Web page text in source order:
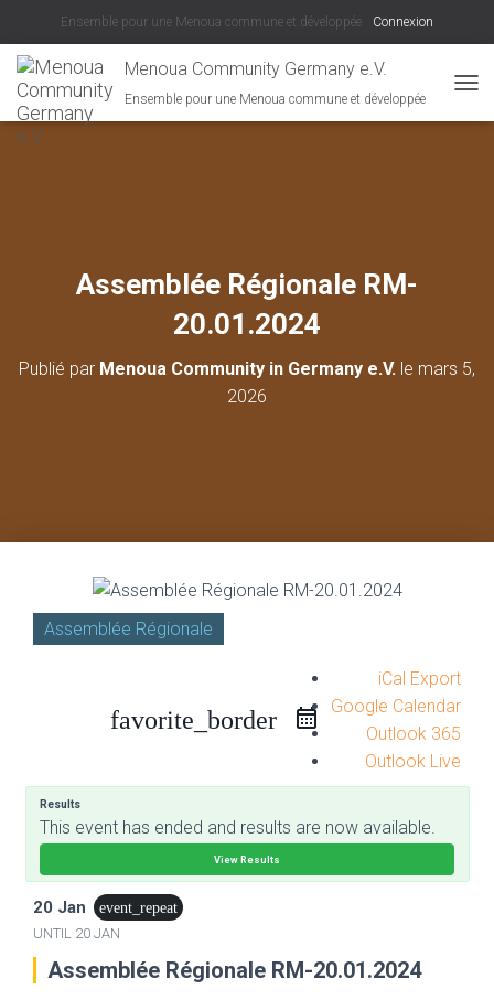
Ensemble pour une Menoua commune et développée Connexion
Menoua Community Germany e.V.
Ensemble pour une Menoua commune et développée
É
G
Assemblée Régionale RM-
20.01.2024
Publié par Menoua Community in Germany e.V. le mars 5,
2026
Assemblée Régionale
favorite_border
iCal Export
Google Calendar
Outlook 365
Outlook Live
Results
This event has ended and results are now available.
View Results
20 Jan event_repeat
UNTIL 20 JAN
Assemblée Régionale RM-20.01.2024